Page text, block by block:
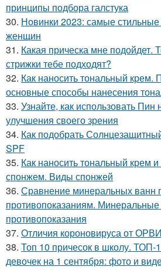
принципы подбора галстука
30. Новинки 2023: самые стильные
женщин
31. Какая прическа мне подойдет.
стрижки тебе подходят?
32. Как наносить тональный крем.
основные способы нанесения
33. Узнайте, как использовать Пин
улучшения своего зрения
34. Как подобрать
SPF
35. Как наносить тональный крем и
спонжем. Виды спонжей
36. Сравнение минеральных ванн
противопоказаниям.
противопоказания
37. Отличия короновируса от
38. Топ 10 причесок в школу. ТОП-
девочек на 1 сентября: фото и